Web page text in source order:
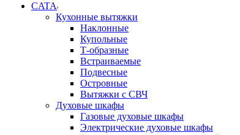
CATA
Кухонные вытяжки
Наклонные
Купольные
Т-образные
Встраиваемые
Подвесные
Островные
Вытяжки с СВЧ
Духовые шкафы
Газовые духовые шкафы
Электрические духовые шкафы